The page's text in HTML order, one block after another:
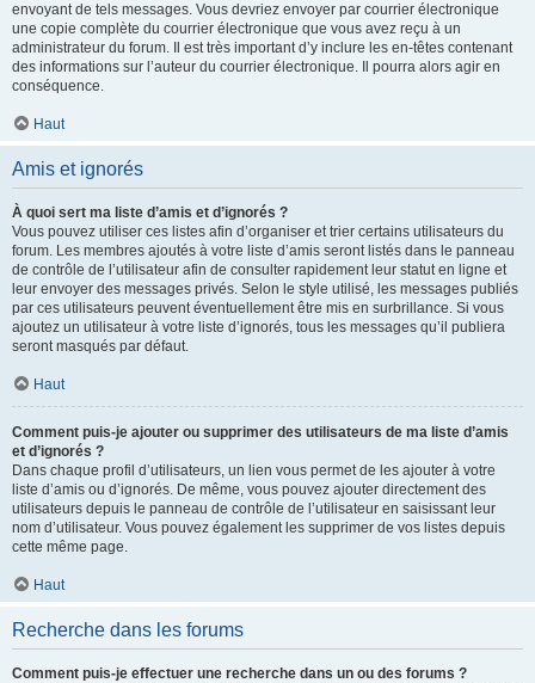
envoyant de tels messages. Vous devriez envoyer par courrier électronique
une copie complète du courrier électronique que vous avez reçu à un
administrateur du forum. Il est très important d’y inclure les en-têtes contenant
des informations sur l’auteur du courrier électronique. Il pourra alors agir en
conséquence.
Haut
Amis et ignorés
À quoi sert ma liste d’amis et d’ignorés ?
Vous pouvez utiliser ces listes afin d’organiser et trier certains utilisateurs du
forum. Les membres ajoutés à votre liste d’amis seront listés dans le panneau
de contrôle de l’utilisateur afin de consulter rapidement leur statut en ligne et
leur envoyer des messages privés. Selon le style utilisé, les messages publiés
par ces utilisateurs peuvent éventuellement être mis en surbrillance. Si vous
ajoutez un utilisateur à votre liste d’ignorés, tous les messages qu’il publiera
seront masqués par défaut.
Haut
Comment puis-je ajouter ou supprimer des utilisateurs de ma liste d’amis
et d’ignorés ?
Dans chaque profil d’utilisateurs, un lien vous permet de les ajouter à votre
liste d’amis ou d’ignorés. De même, vous pouvez ajouter directement des
utilisateurs depuis le panneau de contrôle de l’utilisateur en saisissant leur
nom d’utilisateur. Vous pouvez également les supprimer de vos listes depuis
cette même page.
Haut
Recherche dans les forums
Comment puis-je effectuer une recherche dans un ou des forums ?